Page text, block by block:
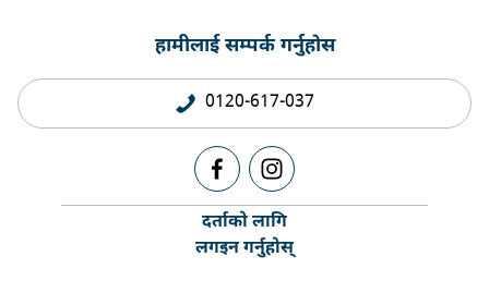
हामीलाई सम्पर्क गर्नुहोस
0120-617-037
दर्ताको लागि
लगइन गर्नुहोस्